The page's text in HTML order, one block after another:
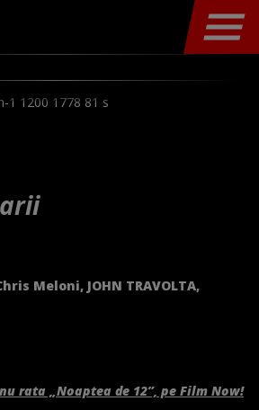
Meloni, JOHN TRAVOLTA,
rata „Noaptea de 12”, pe Film Now!